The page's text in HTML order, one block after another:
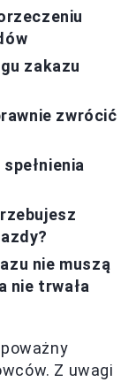
zakazu
zwrócić
nie muszą
nie trwała
Z uwagi